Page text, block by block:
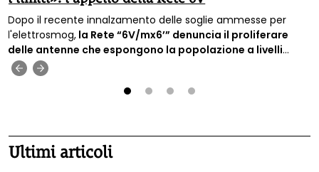
Dopo il recente innalzamento delle soglie ammesse per
l'elettrosmog, la Rete “6V/mx6’” denuncia il proliferare
delle antenne che espongono la popolazione a livelli
sempre più alti di inquinamento elettromagnetico e
chiede il ripristino di limiti di legge più bassi.
Ultimi articoli